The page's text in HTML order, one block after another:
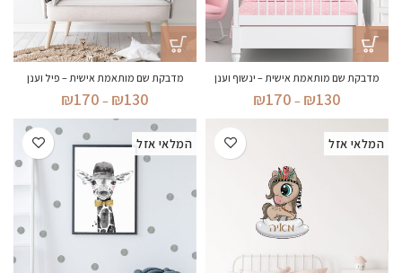
מדבקת שם מותאמת אישית – ינשוף וענן
₪130
–
₪170
עד
מדבקת שם מותאמת אישית – פיל וענן
₪130
–
₪170
עד
המלאי אזל המלאי אזל